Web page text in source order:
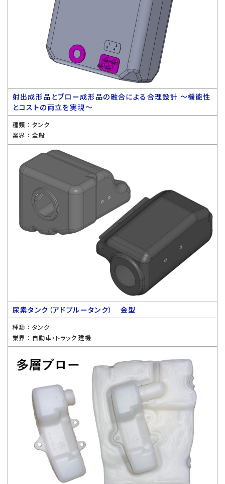
射出成形品とブロー成形品の融合による合理設計 〜機能性
とコストの両立を実現〜
種類 ： タンク
業界 ： 全般
尿素タンク（アドブルータンク） 金型
種類 ： タンク
業界 ： 自動車・トラック 建機